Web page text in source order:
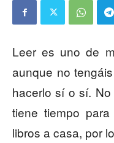
Leer es uno de
aunque no
hacerlo sí o sí.
tiene tiempo
libros a casa, por